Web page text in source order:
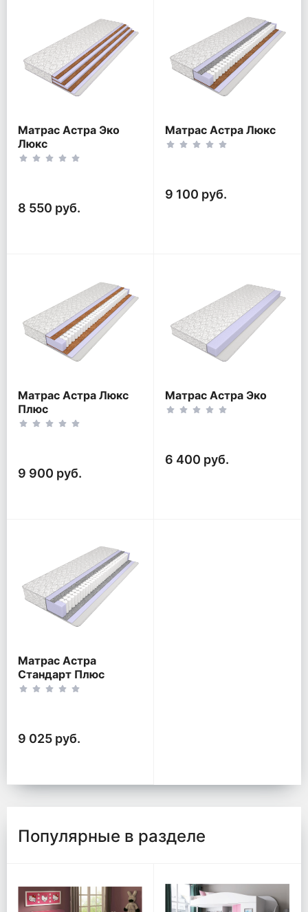
Матрас Астра Эко
Люкс
8 550 руб.
Матрас Астра Люкс
9 100 руб.
Матрас Астра Люкс
Плюс
9 900 руб.
Матрас Астра Эко
6 400 руб.
Матрас Астра
Стандарт Плюс
9 025 руб.
Популярные в разделе